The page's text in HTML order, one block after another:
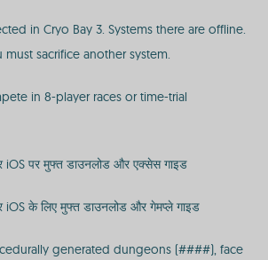
in Cryo Bay 3. Systems there are offline.
sacrifice another system.
in 8-player races or time-trial
पर मुफ्त डाउनलोड और एक्सेस गाइड
के लिए मुफ्त डाउनलोड और गेमप्ले गाइड
generated dungeons (####), face